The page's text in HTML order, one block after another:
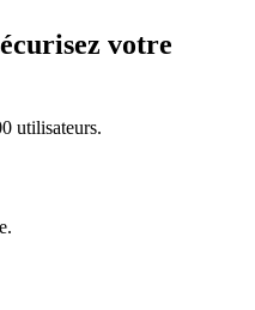
votre
utilisateurs.